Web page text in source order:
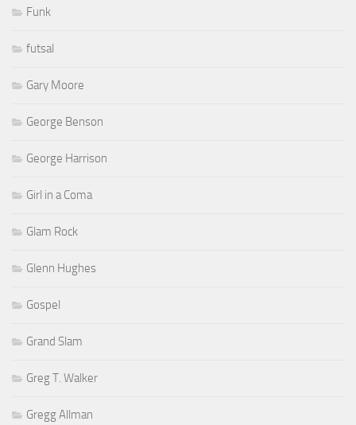
Funk
futsal
Gary Moore
George Benson
George Harrison
Girl in a Coma
Glam Rock
Glenn Hughes
Gospel
Grand Slam
Greg T. Walker
Gregg Allman